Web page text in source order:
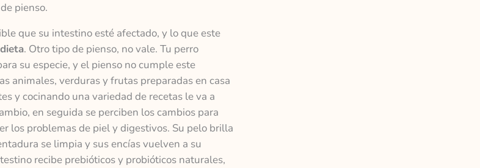
pienso.
que su intestino esté afectado, y lo que este
. Otro tipo de pienso, no vale. Tu perro
su especie, y el pienso no cumple este
animales, verduras y frutas preparadas en casa
y cocinando una variedad de recetas le va a
en seguida se perciben los cambios para
los problemas de piel y digestivos. Su pelo brilla
se limpia y sus encías vuelven a su
recibe prebióticos y probióticos naturales,